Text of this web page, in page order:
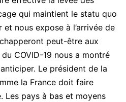
qui maintient le statu quo
nous expose à l’arrivée de
peut-être aux
COVID-19 nous a montré
Le président de la
la France doit faire
Les pays à bas et moyens